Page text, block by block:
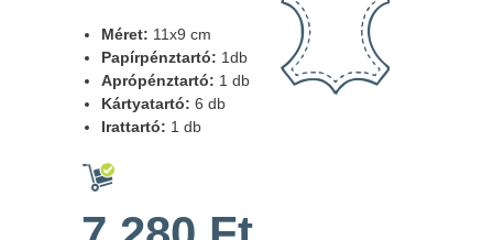
Méret: 11x9 cm
Papírpénztartó: 1db
Aprópénztartó: 1 db
Kártyatartó: 6 db
Irattartó: 1 db